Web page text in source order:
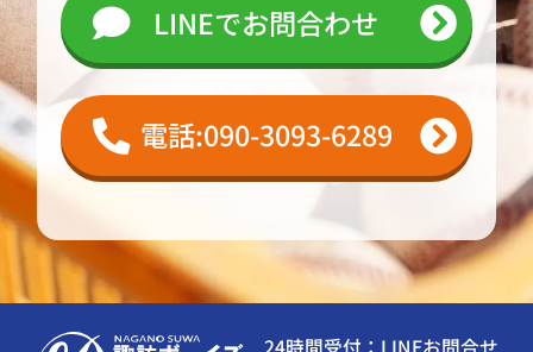
LINEでお問合わせ
電話:090-3093-6289
24時間受付：LINEお問合せ